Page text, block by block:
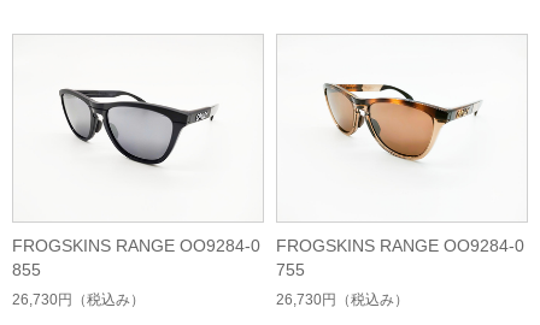
FROGSKINS RANGE OO9284-0
855
26,730円 （税込み）
FROGSKINS RANGE OO9284-0
755
26,730円 （税込み）